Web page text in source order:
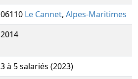
06110 Le Cannet, Alpes-Maritimes
2014
3 à 5 salariés (2023)